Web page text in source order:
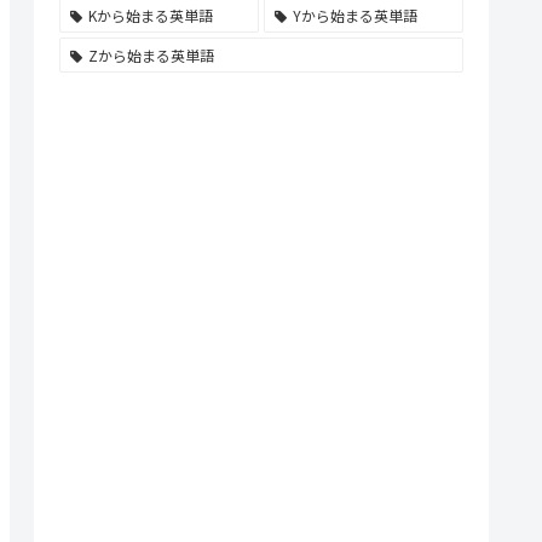
Kから始まる英単語
Yから始まる英単語
Zから始まる英単語